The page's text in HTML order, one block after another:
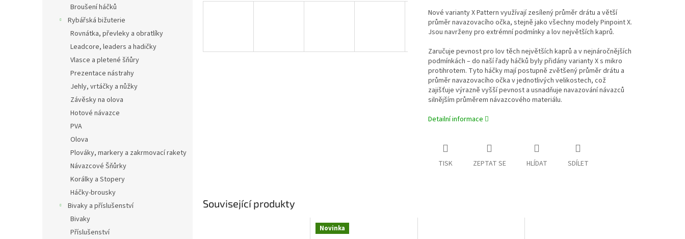
Broušení háčků
Rybářská bižuterie
Rovnátka, převleky a obratlíky
Leadcore, leaders a hadičky
Vlasce a pletené šňůry
Prezentace nástrahy
Jehly, vrtáčky a nůžky
Závěsky na olova
Hotové návazce
PVA
Olova
Plováky, markery a zakrmovací rakety
Návazcové Šňůrky
Korálky a Stopery
Háčky-brousky
Bivaky a příslušenství
Bivaky
Příslušenství
Nové varianty X Pattern využívají zesílený průměr drátu a větší
průměr navazovacího očka, stejně jako všechny modely Pinpoint X.
Jsou navrženy pro extrémní podmínky a lov největších kaprů.
Zaručuje pevnost pro lov těch největších kaprů a v nejnáročnějších
podmínkách – do naší řady háčků byly přidány varianty X s mikro
protihrotem. Tyto háčky mají postupně zvětšený průměr drátu a
průměr navazovacího očka v jednotlivých velikostech, což
zajišťuje výrazně vyšší pevnost a usnadňuje navazování návazců
silnějším průměrem návazcového materiálu.
Detailní informace
TISK ZEPTAT SE HLÍDAT SDÍLET
Související produkty
Novinka